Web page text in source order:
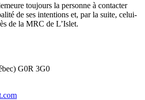
toujours la personne à contacter
de ses intentions et, par la suite, celui-
de la MRC de L’Islet.
G0R 3G0